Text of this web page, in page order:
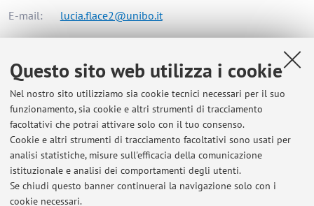
Questo sito web utilizza i cookie
Nel nostro sito utilizziamo sia cookie tecnici necessari per il suo
funzionamento, sia cookie e altri strumenti di tracciamento
facoltativi che potrai attivare solo con il tuo consenso.
Cookie e altri strumenti di tracciamento facoltativi sono usati per
analisi statistiche, misure sull'efficacia della comunicazione
istituzionale e analisi dei comportamenti degli utenti.
Se chiudi questo banner continuerai la navigazione solo con i
cookie necessari.
E-mail: lucia.flace2@unibo.it
Dipartimento di Scienze Mediche e Chirurgiche
Orario di ricevimento
Gli studenti si ricevono, previo appuntamento fissato a mezzo
mail.